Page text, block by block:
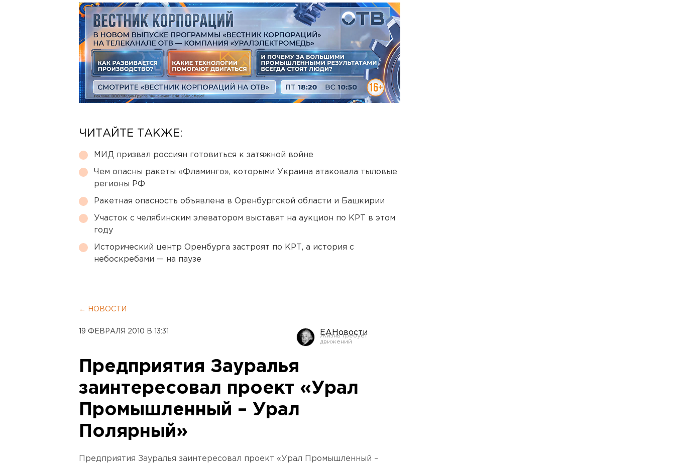
ЧИТАЙТЕ ТАКЖЕ:
МИД призвал россиян готовиться к затяжной войне
Чем опасны ракеты «Фламинго», которыми Украина атаковала тыловые
регионы РФ
Ракетная опасность объявлена в Оренбургской области и Башкирии
Участок с челябинским элеватором выставят на аукцион по КРТ в этом
году
Исторический центр Оренбурга застроят по КРТ, а история с
небоскребами — на паузе
← НОВОСТИ
19 ФЕВРАЛЯ 2010 В 13:31 ЕАНовости
Предприятия Зауралья
заинтересовал проект «Урал
Промышленный – Урал
Полярный»
Предприятия Зауралья заинтересовал проект «Урал Промышленный –